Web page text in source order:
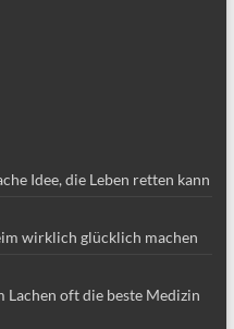
Idee, die Leben retten kann
wirklich glücklich machen
oft die beste Medizin